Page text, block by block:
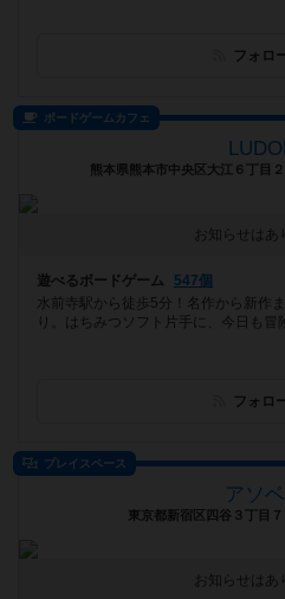
フォロ
ボードゲームカフェ
熊本県熊本市中央区大江６丁目
お知らせはあ
遊べるボードゲーム
547個
水前寺駅から徒歩5分！名作から新作
り。はちみつソフト片手に、今日も冒
フォロ
プレイスペース
アソ
東京都新宿区四谷３丁目
お知らせはあ